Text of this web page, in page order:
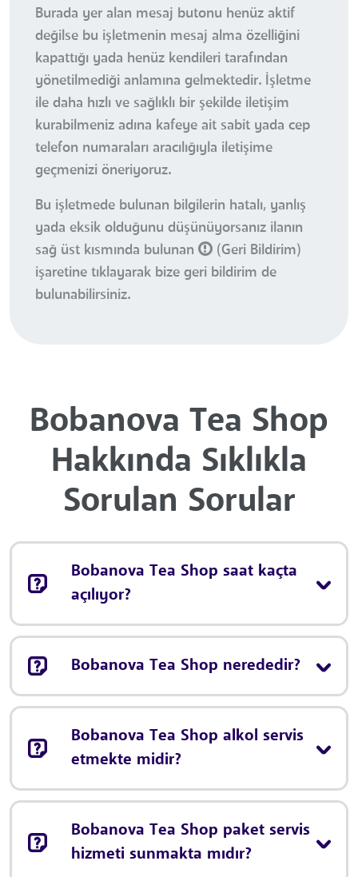
Burada yer alan mesaj butonu henüz aktif
değilse bu işletmenin mesaj alma özelliğini
kapattığı yada henüz kendileri tarafından
yönetilmediği anlamına gelmektedir. İşletme
ile daha hızlı ve sağlıklı bir şekilde iletişim
kurabilmeniz adına kafeye ait sabit yada cep
telefon numaraları aracılığıyla iletişime
geçmenizi öneriyoruz.
Bu işletmede bulunan bilgilerin hatalı, yanlış
yada eksik olduğunu düşünüyorsanız ilanın
sağ üst kısmında bulunan
(Geri Bildirim)
işaretine tıklayarak bize geri bildirim de
bulunabilirsiniz.
Bobanova Tea Shop
Hakkında Sıklıkla
Sorulan Sorular
Bobanova Tea Shop saat kaçta
açılıyor?
Bobanova Tea Shop nerededir?
Bobanova Tea Shop alkol servis
etmekte midir?
Bobanova Tea Shop paket servis
hizmeti sunmakta mıdır?